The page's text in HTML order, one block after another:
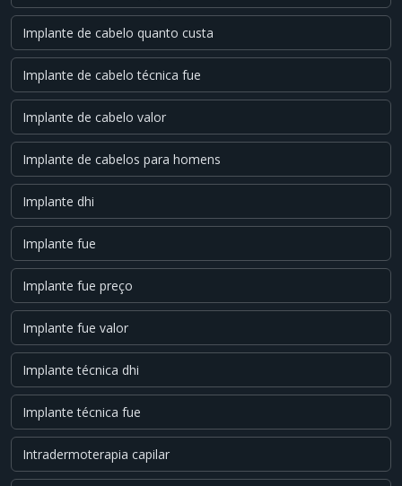
Implante de cabelo quanto custa
Implante de cabelo técnica fue
Implante de cabelo valor
Implante de cabelos para homens
Implante dhi
Implante fue
Implante fue preço
Implante fue valor
Implante técnica dhi
Implante técnica fue
Intradermoterapia capilar